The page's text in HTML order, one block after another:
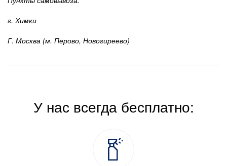
г. Химки
Г. Москва (м. Перово, Новогиреево)
У нас всегда бесплатно: